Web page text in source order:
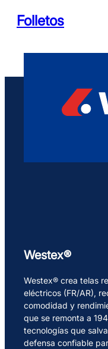
Folletos
Westex®
Westex® crea telas
eléctricos (FR/AR),
comodidad y
que se remonta a
tecnologías que
defensa confiable